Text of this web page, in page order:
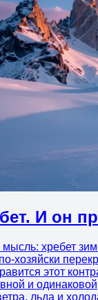
И он
хребет
хозяйски
этот
и
льда и